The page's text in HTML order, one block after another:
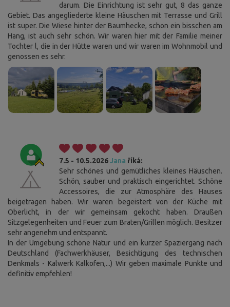
darum. Die Einrichtung ist sehr gut, 8 das ganze
Gebiet. Das angegliederte kleine Häuschen mit Terrasse und Grill
ist super. Die Wiese hinter der Baumhecke, schon ein bisschen am
Hang, ist auch sehr schön. Wir waren hier mit der Familie meiner
Tochter l, die in der Hütte waren und wir waren im Wohnmobil und
genossen es sehr.
7.5 - 10.5.2026Jana říká:
Sehr schönes und gemütliches kleines Häuschen.
Schön, sauber und praktisch eingerichtet. Schöne
Accessoires, die zur Atmosphäre des Hauses
beigetragen haben. Wir waren begeistert von der Küche mit
Oberlicht, in der wir gemeinsam gekocht haben. Draußen
Sitzgelegenheiten und Feuer zum Braten/Grillen möglich. Besitzer
sehr angenehm und entspannt.
In der Umgebung schöne Natur und ein kurzer Spaziergang nach
Deutschland (Fachwerkhäuser, Besichtigung des technischen
Denkmals - Kalwerk Kalkofen,...) Wir geben maximale Punkte und
definitiv empfehlen!